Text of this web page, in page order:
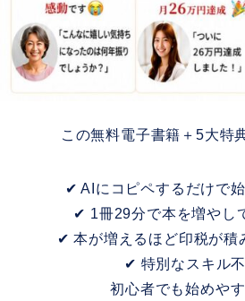
この無料電子書籍＋5大特
✔ AIにコピペするだけで
✔ 1冊29分で本を増やし
✔ 本が増えるほど印税が積
✔ 特別なスキル不
初心者でも始めや